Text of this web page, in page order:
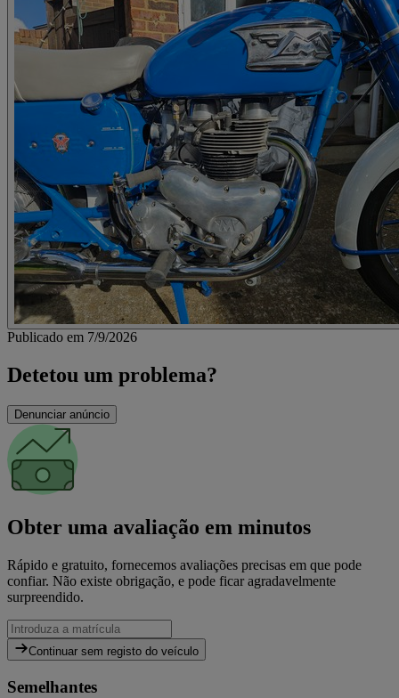
Publicado em 7/9/2026
Detetou um problema?
Denunciar anúncio
Obter uma avaliação em minutos
Rápido e gratuito, fornecemos avaliações precisas em que pode
confiar. Não existe obrigação, e pode ficar agradavelmente
surpreendido.
Continuar sem registo do veículo
Semelhantes